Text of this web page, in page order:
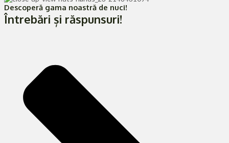
Descoperă gama noastră de nuci!
Întrebări și răspunsuri!